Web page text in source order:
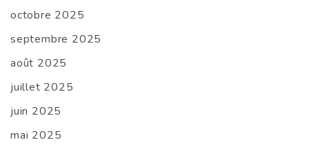
octobre 2025
septembre 2025
août 2025
juillet 2025
juin 2025
mai 2025